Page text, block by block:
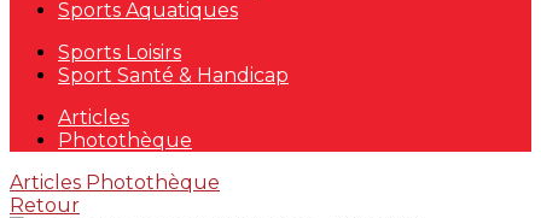
Sports Aquatiques
Sports Loisirs
Sport Santé & Handicap
Articles
Photothèque
Articles Photothèque
Retour